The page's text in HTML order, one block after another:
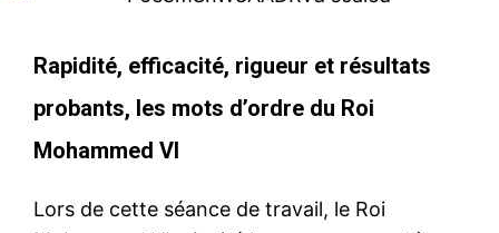
Rapidité, efficacité, rigueur et résultats
probants, les mots d’ordre du Roi
Mohammed VI
Lors de cette séance de travail, le Roi